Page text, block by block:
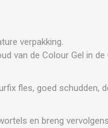
verpakking.
van de Colour Gel in
fles, goed schudden,
en breng